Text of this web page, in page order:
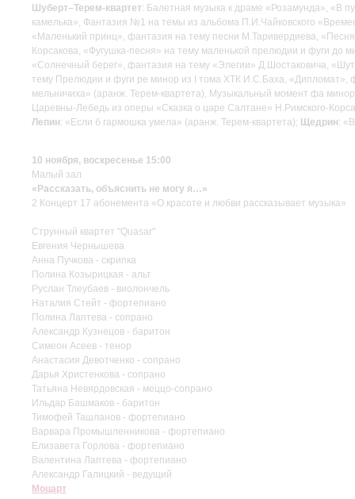
Шуберт–Терем-квартет: Балетная музыка к драме «Розамунда», «В
камелька», Фантазия №1 на темы из альбома П.И.Чайковского
«Маленький принц», фантазия на тему песни М.Таривердиева,
Корсакова, «Фугушка-песня» на тему маленькой прелюдии и фуги до
«Солнечный берег», фантазия на тему «Элегии» Д.Шостаковича,
тему Прелюдии и фуги ре минор из I тома ХТК И.С.Баха, «Дипломат»,
мельничиха» (аранж. Терем-квартета), Музыкальный момент фа
Царевны-Лебедь из оперы «Сказка о царе Салтане» Н.Римского-
Лепин: «Если б гармошка умела» (аранж. Терем-квартета); Щедрин:
10 ноября, воскресенье 15:00
Малый зал
«Рассказать, объяснить не могу я…»
2 Концерт 17 абонемента «О красоте и любви рассказывает музыка»
Струнный квартет "Quasar"
Евгения Чернышева
Анна Пучкова - скрипка
Полина Козырицкая - альт
Руслан Тлеубаев - виолончель
Наталия Стейт - фортепиано
Полина Лаптева - сопрано
Александр Кузнецов - баритон
Симеон Асеев - тенор
Анастасия Девотченко - сопрано
Дарья Христенкова - сопрано
Татьяна Невярдовская - меццо-сопрано
Ильдар Башмаков - баритон
Тимофей Ташланов - фортепиано
Варвара Промышленникова - фортепиано
Елизавета Горлова - фортепиано
Валентина Лаптева - фортепиано
Александр Галицкий - ведущий
Моцарт